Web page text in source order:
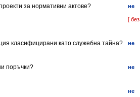
за нормативни актове? не
[
класифицирани като служебна тайна? не
поръчки? не
не